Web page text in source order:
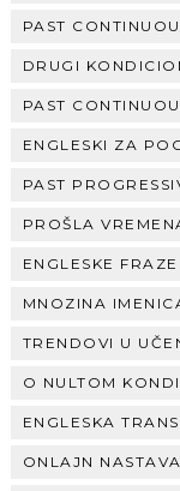
PAST
DRUGI
PAST
ENGLESKI ZA
PAST
PROŠLA
ENGLESKE
MNOZINA
TRENDOVI U
O NULTOM
ENGLESKA
ONLAJN